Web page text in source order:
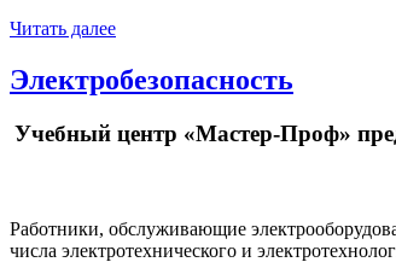
Читать далее
Электробезопасность
Учебный центр «Мастер-Проф»
Работники, обслуживающие
числа электротехнического и